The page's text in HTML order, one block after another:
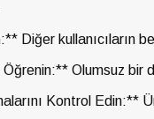
Diğer kullanıcıların
Olumsuz
Kontrol Edin:**